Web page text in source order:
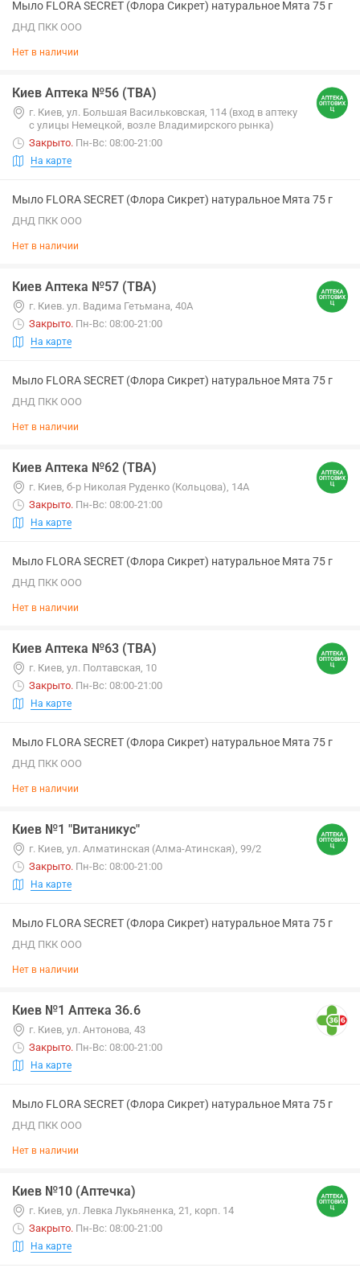
Мыло FLORA SECRET (Флора Сикрет) натуральное Мята 75 г
ДНД ПКК ООО
Нет в наличии
Киев Аптека №56 (ТВА)
г. Киев, ул. Большая Васильковская, 114 (вход в аптеку
с улицы Немецкой, возле Владимирского рынка)
Закрыто. Пн-Вс: 08:00-21:00
На карте
Мыло FLORA SECRET (Флора Сикрет) натуральное Мята 75 г
ДНД ПКК ООО
Нет в наличии
Киев Аптека №57 (ТВА)
г. Киев. ул. Вадима Гетьмана, 40А
Закрыто. Пн-Вс: 08:00-21:00
На карте
Мыло FLORA SECRET (Флора Сикрет) натуральное Мята 75 г
ДНД ПКК ООО
Нет в наличии
Киев Аптека №62 (ТВА)
г. Киев, б-р Николая Руденко (Кольцова), 14А
Закрыто. Пн-Вс: 08:00-21:00
На карте
Мыло FLORA SECRET (Флора Сикрет) натуральное Мята 75 г
ДНД ПКК ООО
Нет в наличии
Киев Аптека №63 (ТВА)
г. Киев, ул. Полтавская, 10
Закрыто. Пн-Вс: 08:00-21:00
На карте
Мыло FLORA SECRET (Флора Сикрет) натуральное Мята 75 г
ДНД ПКК ООО
Нет в наличии
Киев №1 "Витаникус"
г. Киев, ул. Алматинская (Алма-Атинская), 99/2
Закрыто. Пн-Вс: 08:00-21:00
На карте
Мыло FLORA SECRET (Флора Сикрет) натуральное Мята 75 г
ДНД ПКК ООО
Нет в наличии
Киев №1 Аптека 36.6
г. Киев, ул. Антонова, 43
Закрыто. Пн-Вс: 08:00-21:00
На карте
Мыло FLORA SECRET (Флора Сикрет) натуральное Мята 75 г
ДНД ПКК ООО
Нет в наличии
Киев №10 (Аптечка)
г. Киев, ул. Левка Лукьяненка, 21, корп. 14
Закрыто. Пн-Вс: 08:00-21:00
На карте